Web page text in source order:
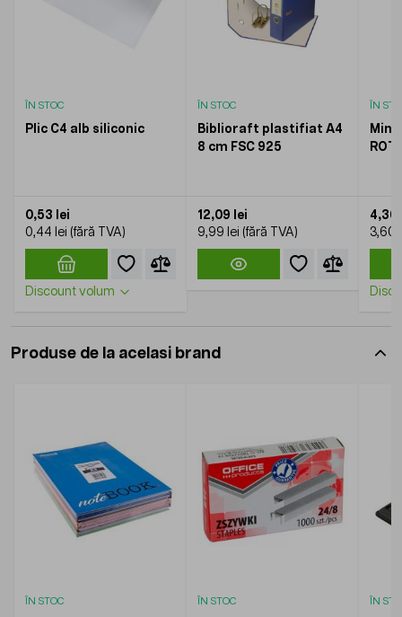
ÎN STOC
Plic C4 alb siliconic
0,53 lei
0,44 lei
Discount volum
ÎN STOC
Biblioraft plastifiat A4
8 cm FSC 925
12,09 lei
9,99 lei
ÎN
4,36
3,60
Produse de la acelasi brand
ÎN STOC ÎN STOC ÎN